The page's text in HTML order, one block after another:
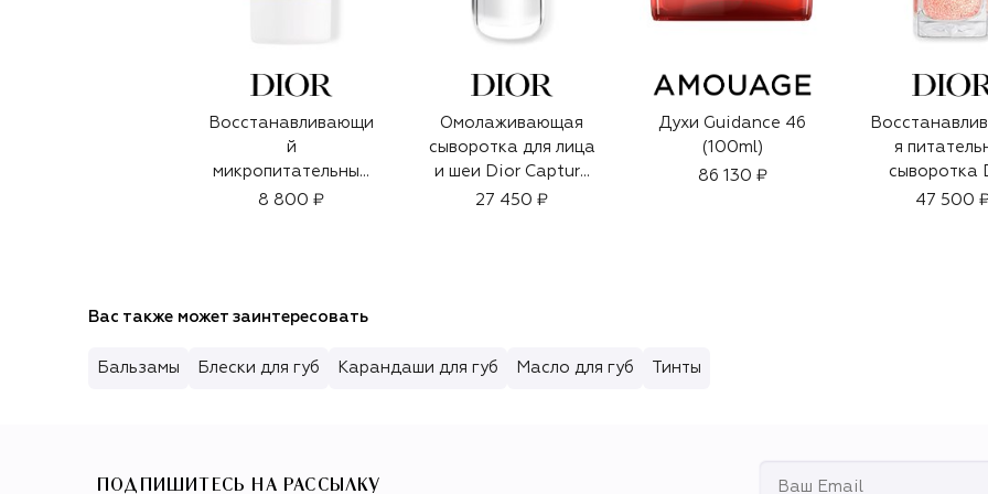
Восстанавливающи
й
микропитательный
крем для рук Dior
8 800 ₽
Омолаживающая
сыворотка для лица
и шеи Dior Capture
Le Sérum (75ml)
27 450 ₽
Духи Guidance 46
(100ml)
86 130 ₽
я
сыворотка
Prestige La
47 500
Вас также может заинтересовать
Бальзамы Блески для губ Карандаши для губ Масло для губ Тинты
ПОДПИШИТЕСЬ НА РАССЫЛКУ